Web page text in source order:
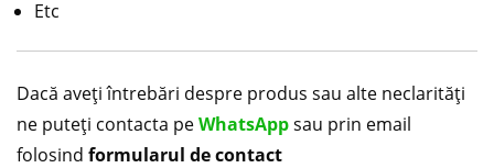
Etc
Dacă aveți întrebări despre produs sau alte neclarități
ne puteți contacta peWhatsAppsau prin email
folosind formularul de contact